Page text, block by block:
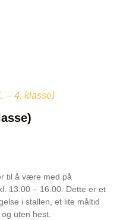
– 4. klasse)
til å være med på
13.00 – 16.00. Dette er et
i stallen, et lite måltid
uten hest.